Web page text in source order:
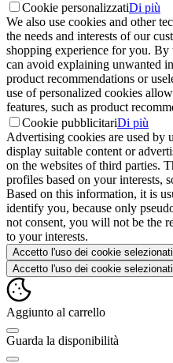
Cookie personalizzatiDi più
We also use cookies and other
the needs and interests of our
shopping experience for you.
can avoid explaining unwanted
product recommendations or
use of personalized cookies
features, such as product
Cookie pubblicitariDi più
Advertising cookies are used by
display suitable content or
on the websites of third parties.
profiles based on your interests,
Based on this information, it is
identify you, because only
not consent, you will not be the
to your interests.
Accetto l'uso dei cookie selezionati
Accetto l'uso dei cookie selezionati
Aggiunto al carrello
Guarda la disponibilità